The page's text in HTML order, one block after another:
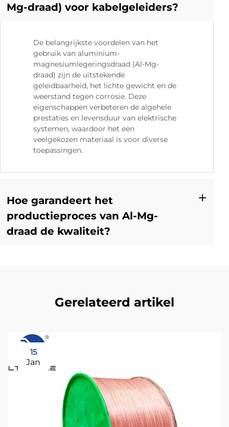
Mg-draad) voor kabelgeleiders?
De belangrijkste voordelen van het
gebruik van aluminium-
magnesiumlegeringsdraad (Al-Mg-
draad) zijn de uitstekende
geleidbaarheid, het lichte gewicht en de
weerstand tegen corrosie. Deze
eigenschappen verbeteren de algehele
prestaties en levensduur van elektrische
systemen, waardoor het een
veelgekozen materiaal is voor diverse
toepassingen.
Hoe garandeert het
productieproces van Al-Mg-
draad de kwaliteit?
Gerelateerd artikel
15
Jan